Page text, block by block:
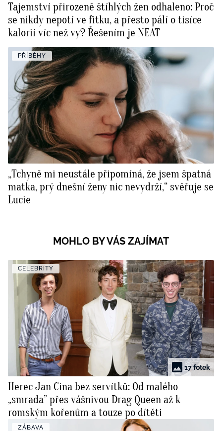
Tajemství přirozeně štíhlých žen odhaleno: Proč
se nikdy nepotí ve fitku, a přesto pálí o tisíce
kalorií víc než vy? Řešením je NEAT
PŘÍBĚHY
„Tchyně mi neustále připomíná, že jsem špatná
matka, prý dnešní ženy nic nevydrží,“ svěřuje se
Lucie
MOHLO BY VÁS ZAJÍMAT
CELEBRITY
17 fotek
Herec Jan Cina bez servítků: Od malého
„smrada” přes vášnivou Drag Queen až k
romským kořenům a touze po dítěti
ZÁBAVA